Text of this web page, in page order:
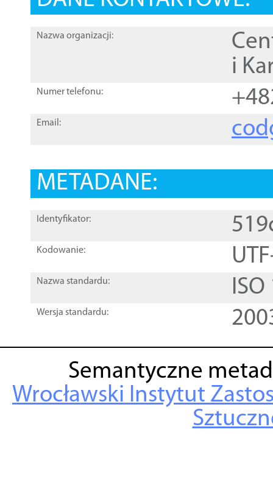
Nazwa organizacji:
i
Numer telefonu:
Email:
METADANE:
Identyfikator:
Kodowanie:
Nazwa standardu:
Wersja standardu:
Semantyczne
Wrocławski Instytut